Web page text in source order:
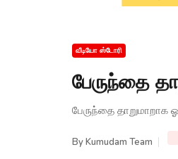
வீடியோ ஸ்டோரி
பேருந்தை
பேருந்தை தாறுமாறாக
ByKumudam Team